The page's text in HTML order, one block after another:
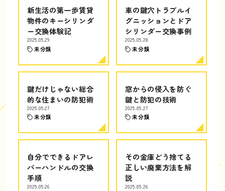
新生活の第一歩賃貸
物件のキーシリンダ
ー交換体験記
2025.05.29
未分類
車の鍵穴トラブルイ
グニッションとドア
シリンダー交換事例
2025.05.28
未分類
鍵だけじゃない総合
的な住まいの防犯術
2025.05.27
未分類
窓からの侵入を防ぐ
鍵と防犯の技術
2025.05.27
未分類
自分でできるドアレ
バーハンドルの交換
手順
2025.05.26
その金庫どう捨てる
正しい廃棄方法を解
説
2025.05.26